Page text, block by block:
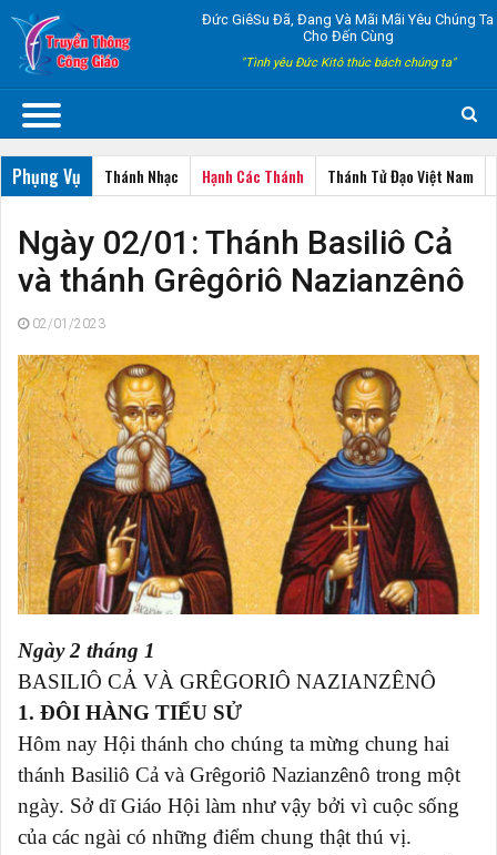
Đức GiêSu Đã, Đang Và Mãi Mãi Yêu Chúng Ta
Cho Đến Cùng
"Tình yêu Đức Kitô thúc bách chúng ta"
Phụng Vụ Thánh Nhạc Hạnh Các Thánh Thánh Tử Đạo Việt Nam
Ngày 02/01: Thánh Basiliô Cả
và thánh Grêgôriô Nazianzênô
02/01/2023
Ngày 2 tháng 1
BASILIÔ CẢ VÀ GRÊGORIÔ NAZIANZÊNÔ
1. ĐÔI HÀNG TIỂU SỬ
Hôm nay Hội thánh cho chúng ta mừng chung hai
thánh Basiliô Cả và Grêgoriô Nazianzênô trong một
ngày. Sở dĩ Giáo Hội làm như vậy bởi vì cuộc sống
của các ngài có những điểm chung thật thú vị.